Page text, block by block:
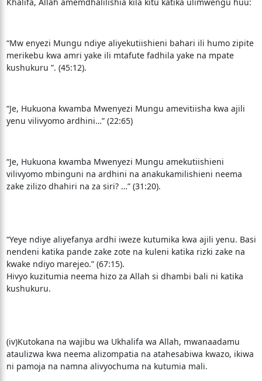
“Mw enyezi Mungu ndiye aliyekutiishieni bahari ili humo zipite
merikebu kwa amri yake ili mtafute fadhila yake na mpate
kushukuru ”. (45:12).
“Je, Hukuona kwamba Mwenyezi Mungu amevitiisha kwa ajili
yenu vilivyomo ardhini…” (22:65)
“Je, Hukuona kwamba Mwenyezi Mungu amekutiishieni
vilivyomo mbinguni na ardhini na anakukamilishieni neema
zake zilizo dhahiri na za siri? …” (31:20).
“Yeye ndiye aliyefanya ardhi iweze kutumika kwa ajili yenu. Basi
nendeni katika pande zake zote na kuleni katika rizki zake na
kwake ndiyo marejeo.” (67:15).
Hivyo kuzitumia neema hizo za Allah si dhambi bali ni katika
kushukuru.
(iv)Kutokana na wajibu wa Ukhalifa wa Allah, mwanaadamu
ataulizwa kwa neema alizompatia na atahesabiwa kwazo, ikiwa
ni pamoja na namna alivyochuma na kutumia mali.